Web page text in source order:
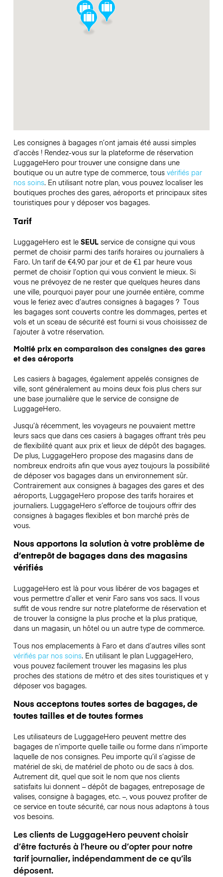
Les consignes à bagages n’ont jamais été aussi simples
d’accès ! Rendez-vous sur la plateforme de réservation
LuggageHero pour trouver une consigne dans une
boutique ou un autre type de commerce, tous vérifiés par
nos soins. En utilisant notre plan, vous pouvez localiser les
boutiques proches des gares, aéroports et principaux sites
touristiques pour y déposer vos bagages.
Tarif
LuggageHero est le SEULservice de consigne qui vous
permet de choisir parmi des tarifs horaires ou journaliers à
Faro. Un tarif de €4.90 par jour et de €1 par heure vous
permet de choisir l’option qui vous convient le mieux. Si
vous ne prévoyez de ne rester que quelques heures dans
une ville, pourquoi payer pour une journée entière, comme
vous le feriez avec d’autres consignes à bagages ? Tous
les bagages sont couverts contre les dommages, pertes et
vols et un sceau de sécurité est fourni si vous choisissez de
l’ajouter à votre réservation.
Moitié prix en comparaison des consignes des gares
et des aéroports
Les casiers à bagages, également appelés consignes de
ville, sont généralement au moins deux fois plus chers sur
une base journalière que le service de consigne de
LuggageHero.
Jusqu’à récemment, les voyageurs ne pouvaient mettre
leurs sacs que dans ces casiers à bagages offrant très peu
de flexibilité quant aux prix et lieux de dépôt des bagages.
De plus, LuggageHero propose des magasins dans de
nombreux endroits afin que vous ayez toujours la possibilité
de déposer vos bagages dans un environnement sûr.
Contrairement aux consignes à bagages des gares et des
aéroports, LuggageHero propose des tarifs horaires et
journaliers. LuggageHero s’efforce de toujours offrir des
consignes à bagages flexibles et bon marché près de
vous.
Nous apportons la solution à votre problème de
d’entrepôt de bagages dans des magasins
vérifiés
LuggageHero est là pour vous libérer de vos bagages et
vous permettre d’aller et venir Faro sans vos sacs. Il vous
suffit de vous rendre sur notre plateforme de réservation et
de trouver la consigne la plus proche et la plus pratique,
dans un magasin, un hôtel ou un autre type de commerce.
Tous nos emplacements à Faro et dans d’autres villes sont
vérifiés par nos soins. En utilisant le plan LuggageHero,
vous pouvez facilement trouver les magasins les plus
proches des stations de métro et des sites touristiques et y
déposer vos bagages.
Nous acceptons toutes sortes de bagages, de
toutes tailles et de toutes formes
Les utilisateurs de LuggageHero peuvent mettre des
bagages de n’importe quelle taille ou forme dans n’importe
laquelle de nos consignes. Peu importe qu’il s’agisse de
matériel de ski, de matériel de photo ou de sacs à dos.
Autrement dit, quel que soit le nom que nos clients
satisfaits lui donnent – dépôt de bagages, entreposage de
valises, consigne à bagages, etc. –, vous pouvez profiter de
ce service en toute sécurité, car nous nous adaptons à tous
vos besoins.
Les clients de LuggageHero peuvent choisir
d’être facturés à l’heure ou d’opter pour notre
tarif journalier, indépendamment de ce qu’ils
déposent.